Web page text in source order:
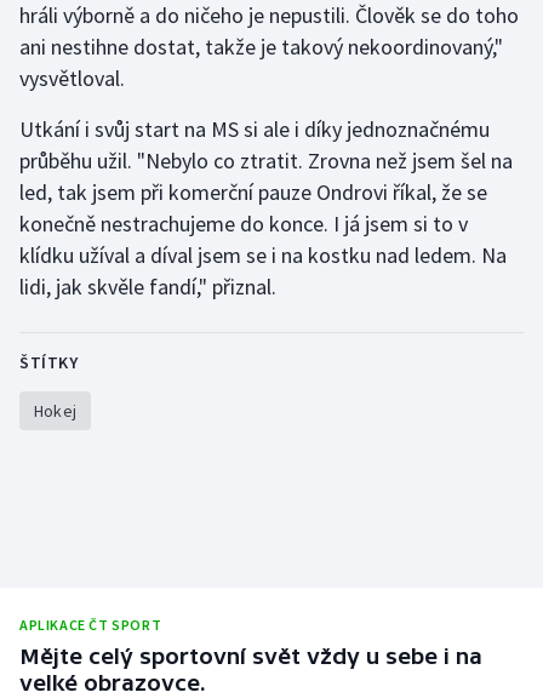
Stolní tenis
Triatlon
Veslování
Vodní slalom
Volejbal
hráli výborně a do ničeho je nepustili. Člověk se do toho
ani nestihne dostat, takže je takový nekoordinovaný,"
vysvětloval.
Utkání i svůj start na MS si ale i díky jednoznačnému
průběhu užil. "Nebylo co ztratit. Zrovna než jsem šel na
led, tak jsem při komerční pauze Ondrovi říkal, že se
konečně nestrachujeme do konce. I já jsem si to v
klídku užíval a díval jsem se i na kostku nad ledem. Na
lidi, jak skvěle fandí," přiznal.
ŠTÍTKY
Hokej
APLIKACE ČT SPORT
Mějte celý sportovní svět vždy u sebe i na
velké obrazovce.